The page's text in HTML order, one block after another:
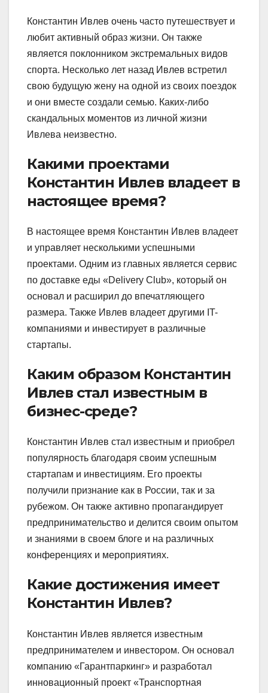
Константин Ивлев очень часто путешествует и
любит активный образ жизни. Он также
является поклонником экстремальных видов
спорта. Несколько лет назад Ивлев встретил
свою будущую жену на одной из своих поездок
и они вместе создали семью. Каких-либо
скандальных моментов из личной жизни
Ивлева неизвестно.
Какими проектами
Константин Ивлев владеет в
настоящее время?
В настоящее время Константин Ивлев владеет
и управляет несколькими успешными
проектами. Одним из главных является сервис
по доставке еды «Delivery Club», который он
основал и расширил до впечатляющего
размера. Также Ивлев владеет другими IT-
компаниями и инвестирует в различные
стартапы.
Каким образом Константин
Ивлев стал известным в
бизнес-среде?
Константин Ивлев стал известным и приобрел
популярность благодаря своим успешным
стартапам и инвестициям. Его проекты
получили признание как в России, так и за
рубежом. Он также активно пропагандирует
предпринимательство и делится своим опытом
и знаниями в своем блоге и на различных
конференциях и мероприятиях.
Какие достижения имеет
Константин Ивлев?
Константин Ивлев является известным
предпринимателем и инвестором. Он основал
компанию «Гарантпаркинг» и разработал
инновационный проект «Транспортная